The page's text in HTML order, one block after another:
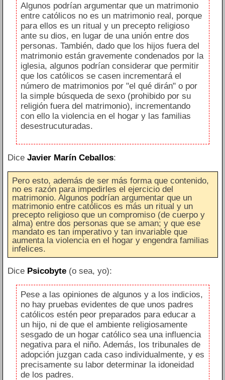
Algunos podrían argumentar que un matrimonio
entre católicos no es un matrimonio real, porque
para ellos es un ritual y un precepto religioso
ante su dios, en lugar de una unión entre dos
personas. También, dado que los hijos fuera del
matrimonio están gravemente condenados por la
iglesia, algunos podrían considerar que permitir
que los católicos se casen incrementará el
número de matrimonios por "el qué dirán" o por
la simple búsqueda de sexo (prohibido por su
religión fuera del matrimonio), incrementando
con ello la violencia en el hogar y las familias
desestrucuturadas.
Dice Javier Marín Ceballos:
Pero esto, además de ser más forma que contenido,
no es razón para impedirles el ejercicio del
matrimonio. Algunos podrían argumentar que un
matrimonio entre católicos es más un ritual y un
precepto religioso que un compromiso (de cuerpo y
alma) entre dos personas que se aman; y que ese
mandato es tan imperativo y tan invariable que
aumenta la violencia en el hogar y engendra familias
infelices.
Dice Psicobyte(o sea, yo):
Pese a las opiniones de algunos y a los indicios,
no hay pruebas evidentes de que unos padres
católicos estén peor preparados para educar a
un hijo, ni de que el ambiente religiosamente
sesgado de un hogar católico sea una influencia
negativa para el niño. Además, los tribunales de
adopción juzgan cada caso individualmente, y es
precisamente su labor determinar la idoneidad
de los padres.